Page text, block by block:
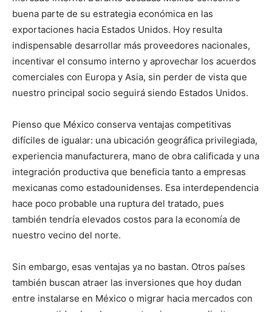
buena parte de su estrategia económica en las
exportaciones hacia Estados Unidos. Hoy resulta
indispensable desarrollar más proveedores nacionales,
incentivar el consumo interno y aprovechar los acuerdos
comerciales con Europa y Asia, sin perder de vista que
nuestro principal socio seguirá siendo Estados Unidos.
Pienso que México conserva ventajas competitivas
difíciles de igualar: una ubicación geográfica privilegiada,
experiencia manufacturera, mano de obra calificada y una
integración productiva que beneficia tanto a empresas
mexicanas como estadounidenses. Esa interdependencia
hace poco probable una ruptura del tratado, pues
también tendría elevados costos para la economía de
nuestro vecino del norte.
Sin embargo, esas ventajas ya no bastan. Otros países
también buscan atraer las inversiones que hoy dudan
entre instalarse en México o migrar hacia mercados con